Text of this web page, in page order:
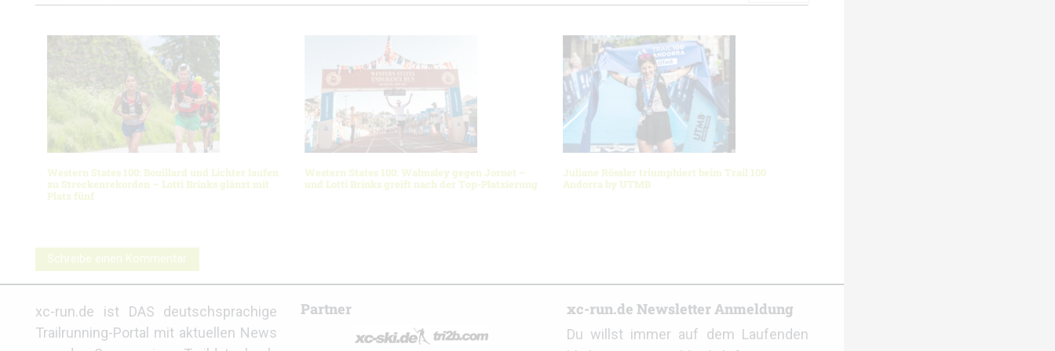
Western States 100: Bouillard und Lichter laufen
zu Streckenrekorden – Lotti Brinks glänzt mit
Platz fünf
Western States 100: Walmsley gegen Jornet –
und Lotti Brinks greift nach der Top-Platzierung
Juliane Rössler triumphiert beim Trail 100
Andorra by UTMB
Schreibe einen Kommentar
xc-run.de ist DAS deutschsprachige
Trailrunning-Portal mit aktuellen News
Partner xc-run.de Newsletter Anmeldung
Du willst immer auf dem Laufenden